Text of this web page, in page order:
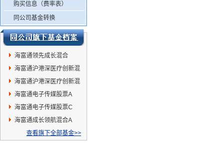
购买信息（费率表）
同公司基金转换
海富通领先成长混合
海富通沪港深医疗创新混
合A
海富通沪港深医疗创新混
合C
海富通电子传媒股票A
海富通电子传媒股票C
海富通成长领航混合A
查看旗下全部基金>>